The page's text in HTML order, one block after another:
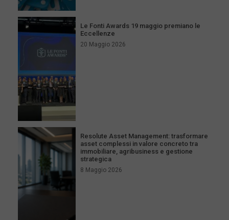
Le Fonti Awards 19 maggio premiano le
Eccellenze
20 Maggio 2026
Resolute Asset Management: trasformare
asset complessi in valore concreto tra
immobiliare, agribusiness e gestione
strategica
8 Maggio 2026